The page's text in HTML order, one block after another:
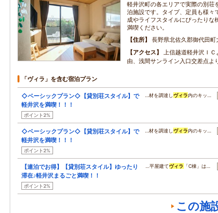
軽井沢町の各エリアで実際の別荘
泊施設です。タイプ、定員も様々
成やライフスタイルにぴったりな
満喫ください。
住所
長野県北佐久郡御代田
アクセス
上信越道軽井沢Ｉ
由、浅間サンライン入口交差点よ
「ヴィラ」を含む宿泊プラン
◇ベーシックプラン◇【貸別荘スタイル】で
軽井沢を満喫！！！
ポイント2%
…材を調達し ヴィラ内のキッ…
◇ベーシックプラン◇【貸別荘スタイル】で
軽井沢を満喫！！！
ポイント2%
…材を調達し ヴィラ内のキッ…
【連泊でお得】【貸別荘スタイル】ゆったり
滞在♪軽井沢まるごと満喫！！
ポイント2%
…平屋建てヴィラ 「C棟」は…
この施